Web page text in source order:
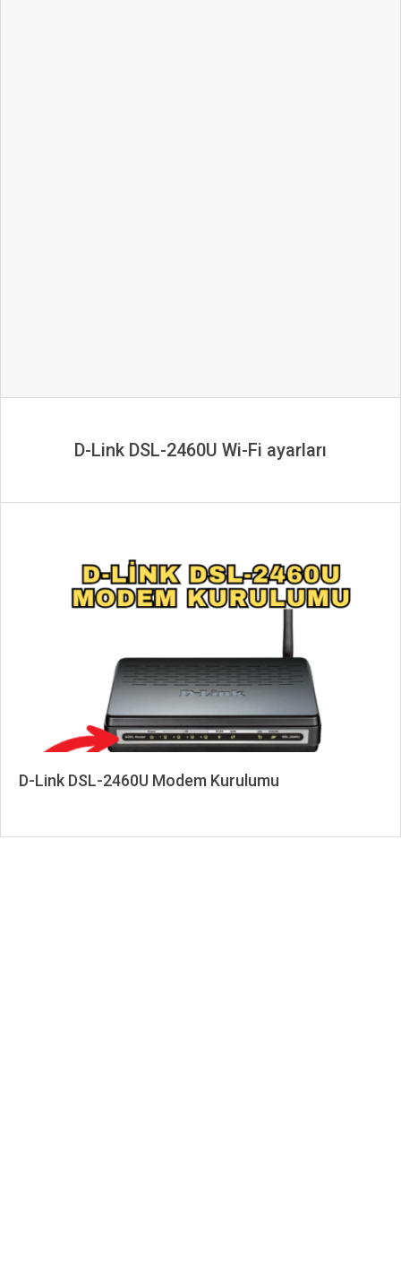
D-Link DSL-2460U Wi-Fi ayarları
D-Link DSL-2460U Modem Kurulumu